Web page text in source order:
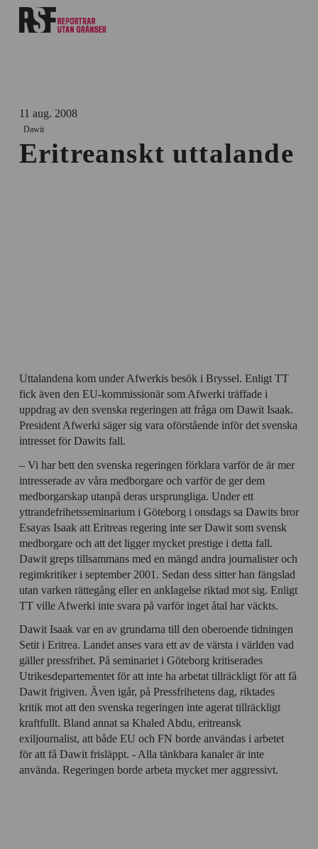
11 aug. 2008
Dawit
Eritreanskt uttalande
Uttalandena kom under Afwerkis besök i Bryssel. Enligt TT
fick även den EU-kommissionär som Afwerki träffade i
uppdrag av den svenska regeringen att fråga om Dawit Isaak.
President Afwerki säger sig vara oförstående inför det svenska
intresset för Dawits fall.
– Vi har bett den svenska regeringen förklara varför de är mer
intresserade av våra medborgare och varför de ger dem
medborgarskap utanpå deras ursprungliga. Under ett
yttrandefrihetsseminarium i Göteborg i onsdags sa Dawits bror
Esayas Isaak att Eritreas regering inte ser Dawit som svensk
medborgare och att det ligger mycket prestige i detta fall.
Dawit greps tillsammans med en mängd andra journalister och
regimkritiker i september 2001. Sedan dess sitter han fängslad
utan varken rättegång eller en anklagelse riktad mot sig. Enligt
TT ville Afwerki inte svara på varför inget åtal har väckts.
Dawit Isaak var en av grundarna till den oberoende tidningen
Setit i Eritrea. Landet anses vara ett av de värsta i världen vad
gäller pressfrihet. På seminariet i Göteborg kritiserades
Utrikesdepartementet för att inte ha arbetat tillräckligt för att få
Dawit frigiven. Även igår, på Pressfrihetens dag, riktades
kritik mot att den svenska regeringen inte agerat tillräckligt
kraftfullt. Bland annat sa Khaled Abdu, eritreansk
exiljournalist, att både EU och FN borde användas i arbetet
för att få Dawit frisläppt. - Alla tänkbara kanaler är inte
använda. Regeringen borde arbeta mycket mer aggressivt.